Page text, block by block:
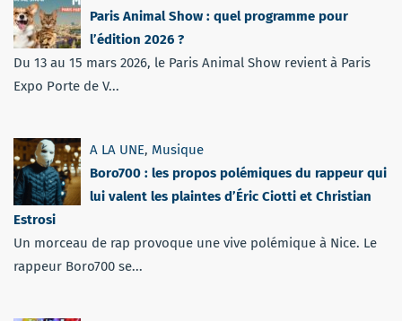
Paris Animal Show : quel programme pour
l’édition 2026 ?
Du 13 au 15 mars 2026, le Paris Animal Show revient à Paris
Expo Porte de V...
A LA UNE, Musique
Boro700 : les propos polémiques du rappeur qui
lui valent les plaintes d’Éric Ciotti et Christian
Estrosi
Un morceau de rap provoque une vive polémique à Nice. Le
rappeur Boro700 se...